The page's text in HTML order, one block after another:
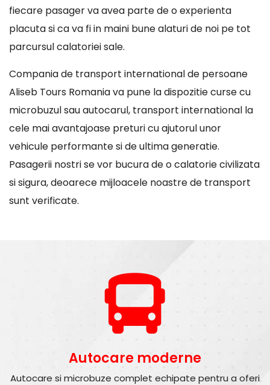
fiecare pasager va avea parte de o experienta
placuta si ca va fi in maini bune alaturi de noi pe tot
parcursul calatoriei sale.
Compania de transport international de persoane
Aliseb Tours Romania va pune la dispozitie curse cu
microbuzul sau autocarul, transport international la
cele mai avantajoase preturi cu ajutorul unor
vehicule performante si de ultima generatie.
Pasagerii nostri se vor bucura de o calatorie civilizata
si sigura, deoarece mijloacele noastre de transport
sunt verificate.
Autocare moderne
Autocare si microbuze complet echipate pentru a oferi